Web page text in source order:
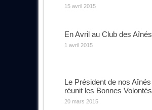
15 avril 2015
En Avril au Club des Aînés
1 avril 2015
Le Président de nos Aînés
réunit les Bonnes Volontés
20 mars 2015